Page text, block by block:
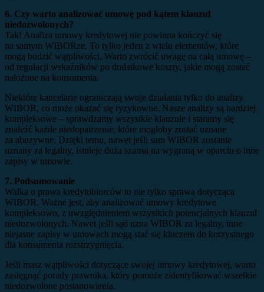
6. Czy warto analizować umowę pod kątem klauzul
niedozwolonych?
Tak! Analiza umowy kredytowej nie powinna kończyć się
na samym WIBORze. To tylko jeden z wielu elementów, które
mogą budzić wątpliwości. Warto zwrócić uwagę na całą umowę –
od regulacji wskaźników po dodatkowe koszty, jakie mogą zostać
nałożone na konsumenta.
Niektóre kancelarie ograniczają swoje działania tylko do analizy
WIBOR, co może okazać się ryzykowne. Nasze analizy są bardziej
kompleksowe – sprawdzamy wszystkie klauzule i staramy się
znaleźć każde niedopatrzenie, które mogłoby zostać uznane
za abuzywne. Dzięki temu, nawet jeśli sam WIBOR zostanie
uznany za legalny, istnieje duża szansa na wygraną w oparciu o inne
zapisy w umowie.
7. Podsumowanie
Walka o prawa kredytobiorców to nie tylko sprawa dotycząca
WIBOR. Ważne jest, aby analizować umowy kredytowe
kompleksowo, z uwzględnieniem wszystkich potencjalnych klauzul
niedozwolonych. Nawet jeśli sąd uzna WIBOR za legalny, inne
niejasne zapisy w umowach mogą stać się kluczem do korzystnego
dla konsumenta rozstrzygnięcia.
Jeśli masz wątpliwości dotyczące swojej umowy kredytowej, warto
zasięgnąć porady prawnika, który pomoże zidentyfikować wszelkie
niedozwolone postanowienia.